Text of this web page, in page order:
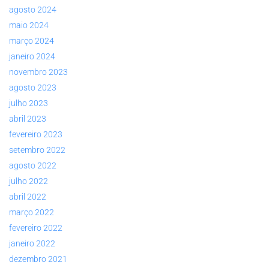
agosto 2024
maio 2024
março 2024
janeiro 2024
novembro 2023
agosto 2023
julho 2023
abril 2023
fevereiro 2023
setembro 2022
agosto 2022
julho 2022
abril 2022
março 2022
fevereiro 2022
janeiro 2022
dezembro 2021